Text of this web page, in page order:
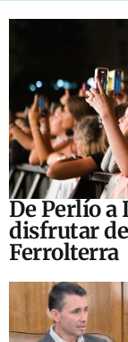
De Perlío a
disfrutar
Ferrolterra